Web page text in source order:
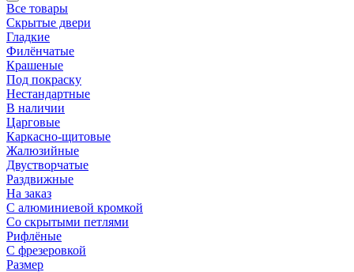
Все товары
Скрытые двери
Гладкие
Филёнчатые
Крашеные
Под покраску
Нестандартные
В наличии
Царговые
Каркасно-щитовые
Жалюзийные
Двустворчатые
Раздвижные
На заказ
С алюминиевой кромкой
Со скрытыми петлями
Рифлёные
С фрезеровкой
Размер